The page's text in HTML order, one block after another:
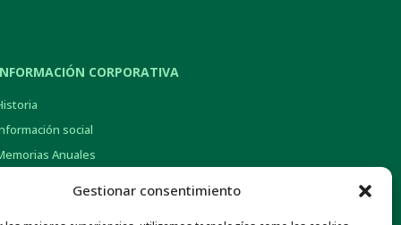
Gestionar consentimiento
CORPORATIVA
social
Anuales